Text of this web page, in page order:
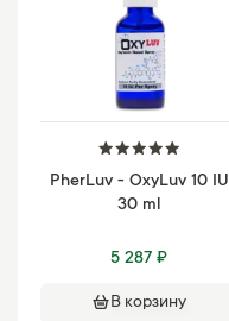
PherLuv - OxyLuv 10 IU
30 ml
5 287 ₽
В корзину